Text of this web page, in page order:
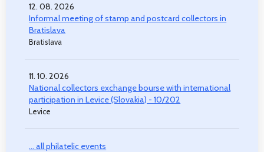
12. 08. 2026
Informal meeting of stamp and postcard collectors in
Bratislava
Bratislava
11. 10. 2026
National collectors exchange bourse with international
participation in Levice (Slovakia) - 10/202
Levice
... all philatelic events